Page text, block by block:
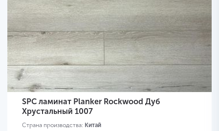
SPC ламинат Planker Rockwood Дуб
Хрустальный 1007
Страна производства: Китай